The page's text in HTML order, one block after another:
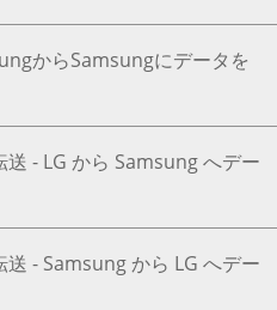
からSamsungにデータを
- LG から Samsung へデー
- Samsung から LG へデー